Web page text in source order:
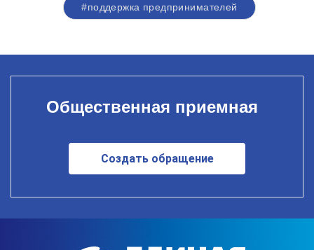
#поддержка предпринимателей
Общественная приемная
Создать обращение